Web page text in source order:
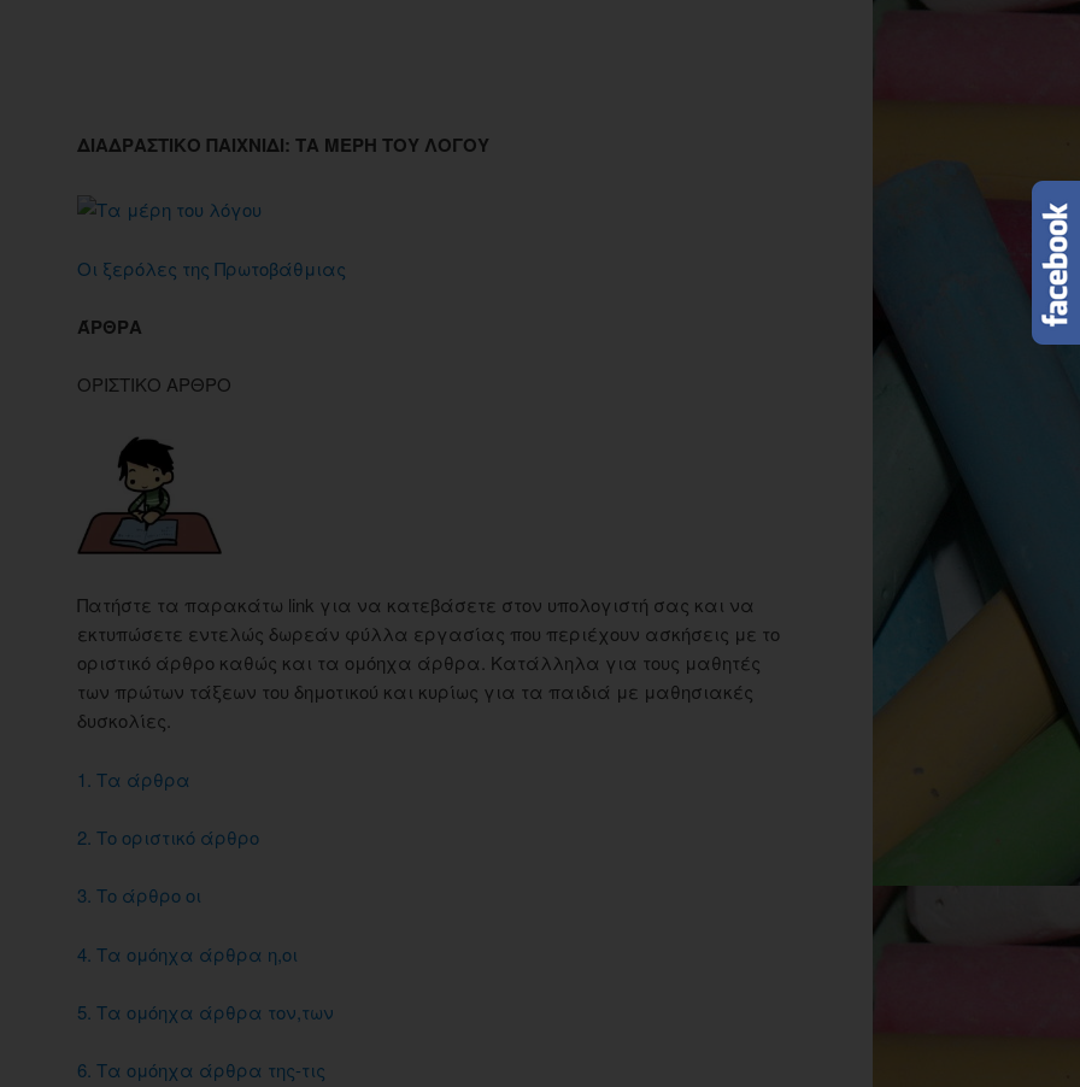
ΔΙΑΔΡΑΣΤΙΚΟ ΠΑΙΧΝΙΔΙ: ΤΑ ΜΕΡΗ ΤΟΥ ΛΟΓΟΥ
Οι ξερόλες της Πρωτοβάθμιας
ΆΡΘΡΑ
ΟΡΙΣΤΙΚΟ ΑΡΘΡΟ
Πατήστε τα παρακάτω link για να κατεβάσετε στον υπολογιστή σας και να
εκτυπώσετε εντελώς δωρεάν φύλλα εργασίας που περιέχουν ασκήσεις με το
οριστικό άρθρο καθώς και τα ομόηχα άρθρα. Κατάλληλα για τους μαθητές
των πρώτων τάξεων του δημοτικού και κυρίως για τα παιδιά με μαθησιακές
δυσκολίες.
1. Τα άρθρα
2. Το οριστικό άρθρο
3. Το άρθρο οι
4. Τα ομόηχα άρθρα η,οι
5. Τα ομόηχα άρθρα τον,των
6. Τα ομόηχα άρθρα της-τις